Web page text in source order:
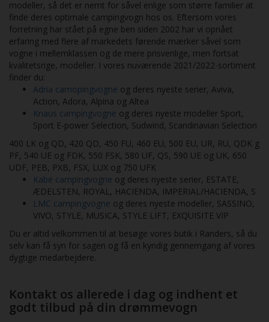
modeller, så det er nemt for såvel enlige som større familier at
finde deres optimale campingvogn hos os. Eftersom vores
forretning har stået på egne ben siden 2002 har vi opnået
erfaring med flere af markedets førende mærker såvel som
vogne i mellemklassen og de mere prisvenlige, men fortsat
kvalitetsrige, modeller. I vores nuværende 2021/2022-sortiment
finder du:
Adria camopingvogne og deres nyeste serier, Aviva,
Action, Adora, Alpina og Altea
Knaus campingvogne og deres nyeste modeller Sport,
Sport E-power Selection, Sudwind, Scandinavian Selection
400 LK og QD, 420 QD, 450 FU, 460 EU, 500 EU, UR, RU, QDK g
PF, 540 UE og FDK, 550 FSK, 580 UF, QS, 590 UE og UK, 650
UDF, PEB, PXB, FSX, LUX og 750 UFK
Kabe campingvogne og deres nyeste serier, ESTATE,
ÆDELSTEN, ROYAL, HACIENDA, IMPERIAL/HACIENDA, S
LMC campingvogne og deres nyeste modeller, SASSINO,
VIVO, STYLE, MUSICA, STYLE LIFT, EXQUISITE VIP
Du er altid velkommen til at besøge vores butik i Randers, så du
selv kan få syn for sagen og få en kyndig gennemgang af vores
dygtige medarbejdere.
Kontakt os allerede i dag og indhent et
godt tilbud på din drømmevogn